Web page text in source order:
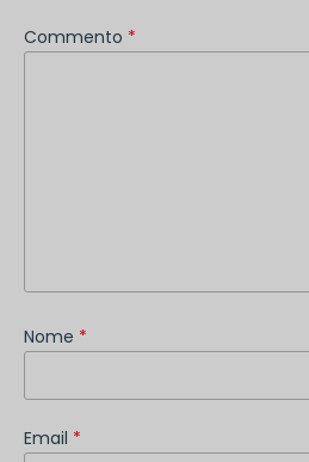
Commento *
Nome *
Email *